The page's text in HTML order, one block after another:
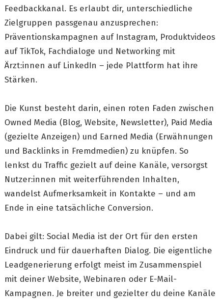
Feedbackkanal. Es erlaubt dir, unterschiedliche
Zielgruppen passgenau anzusprechen:
Präventionskampagnen auf Instagram, Produktvideos
auf TikTok, Fachdialoge und Networking mit
Ärzt:innen auf LinkedIn – jede Plattform hat ihre
Stärken.
Die Kunst besteht darin, einen roten Faden zwischen
Owned Media (Blog, Website, Newsletter), Paid Media
(gezielte Anzeigen) und Earned Media (Erwähnungen
und Backlinks in Fremdmedien) zu knüpfen. So
lenkst du Traffic gezielt auf deine Kanäle, versorgst
Nutzer:innen mit weiterführenden Inhalten,
wandelst Aufmerksamkeit in Kontakte – und am
Ende in eine tatsächliche Conversion.
Dabei gilt: Social Media ist der Ort für den ersten
Eindruck und für dauerhaften Dialog. Die eigentliche
Leadgenerierung erfolgt meist im Zusammenspiel
mit deiner Website, Webinaren oder E-Mail-
Kampagnen. Je breiter und gezielter du deine Kanäle